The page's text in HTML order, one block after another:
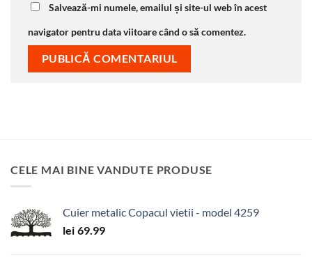
Salvează-mi numele, emailul și site-ul web în acest
navigator pentru data viitoare când o să comentez.
CELE MAI BINE VANDUTE PRODUSE
Cuier metalic Copacul vietii - model 4259
lei 69.99